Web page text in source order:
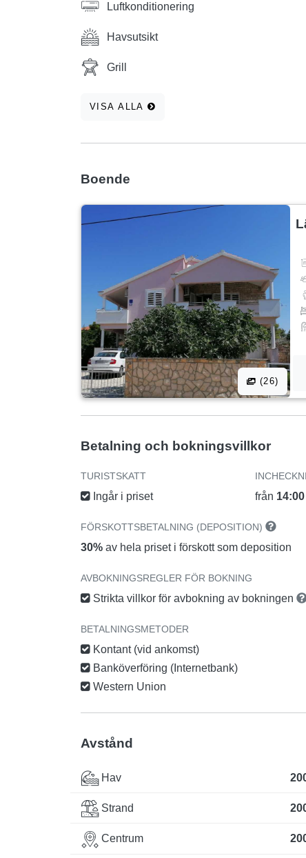
Luftkonditionering
Havsutsikt
Grill
VISA ALLA
Boende
(26)
Betalning och bokningsvillkor
TURISTSKATT
Ingår i priset från 14:00
FÖRSKOTTSBETALNING (DEPOSITION)
30% av hela priset i förskott som deposition
AVBOKNINGSREGLER FÖR BOKNING
Strikta villkor för avbokning av bokningen
BETALNINGSMETODER
Kontant (vid ankomst)
Banköverföring (Internetbank)
Western Union
Avstånd
Hav
Strand
Centrum